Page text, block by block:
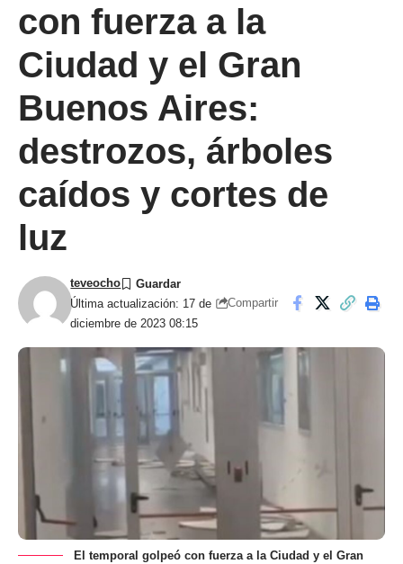
con fuerza a la
Ciudad y el Gran
Buenos Aires:
destrozos, árboles
caídos y cortes de
luz
Última actualización: 17 de
diciembre de 2023 08:15
teveocho
Compartir
El temporal golpeó con fuerza a la Ciudad y el Gran